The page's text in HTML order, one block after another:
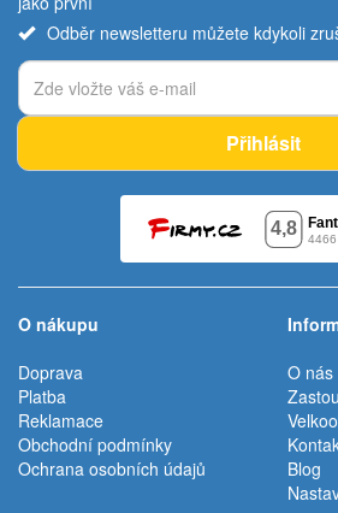
Odběr newsletteru můžete kdykoli
Přihlásit
O nákupu
Doprava
Platba
Reklamace
Obchodní podmínky
Ochrana osobních údajů
O nás
Blog